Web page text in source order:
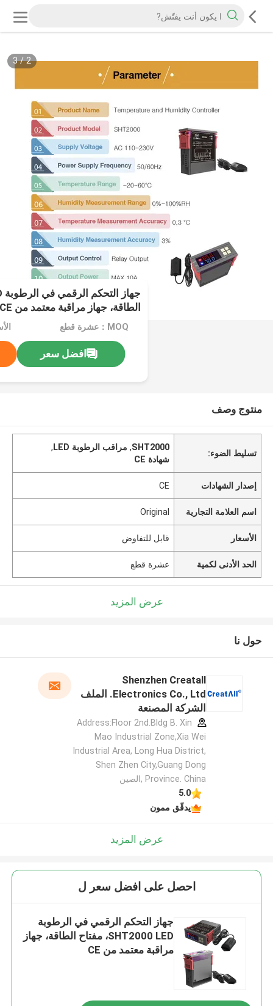
3
/
3
الطاقة، جهاز مراقبة معتمد من CE
MOQ：عشرة قطع
افضل سعر
منتوج وصف
تسليط الضوء:
SHT2000
, مراقب الرطوبة LED
,
شهادة CE
إصدار الشهادات CE
اسم العلامة التجارية Original
الأسعار قابل للتفاوض
الحد الأدنى لكمية عشرة قطع
عرض المزيد
حول نا
Shenzhen Creatall
Electronics Co., Ltd. الملف
الشركة المصنعة
Address:Floor 2nd.Bldg B. Xin
Mao Industrial Zone,Xia Wei
Industrial Area, Long Hua District,
Shen Zhen City,Guang Dong
Province. China ,الصين
5.0
يدقّق ممون
عرض المزيد
احصل على افضل سعر ل
جهاز التحكم الرقمي في الرطوبة
SHT2000 LED، مفتاح الطاقة، جهاز
مراقبة معتمد من CE